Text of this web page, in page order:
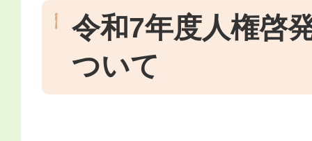
令和7年度人権啓
ついて